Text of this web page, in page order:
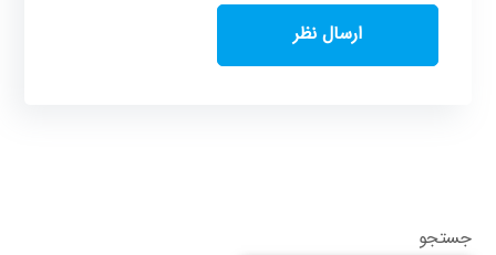
جستجو